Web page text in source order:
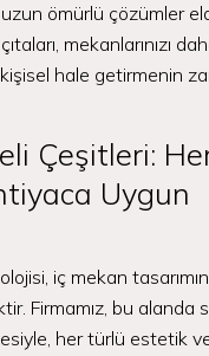
ömürlü çözümler
mekanlarınızı
hale getirmenin
Çeşitleri:
Uygun
iç mekan
Firmamız, bu alanda
her türlü estetik